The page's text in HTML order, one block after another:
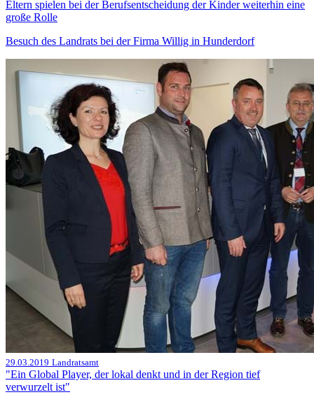
Eltern spielen bei der Berufsentscheidung der Kinder weiterhin eine
große Rolle
Besuch des Landrats bei der Firma Willig in Hunderdorf
29.03.2019 Landratsamt
"Ein Global Player, der lokal denkt und in der Region tief
verwurzelt ist"